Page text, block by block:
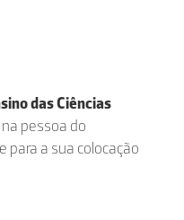
das Ciências
pessoa do
para a sua colocação